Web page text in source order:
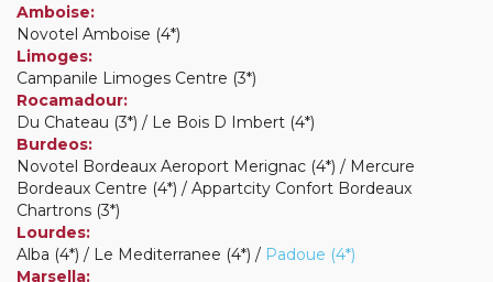
Amboise:
Novotel Amboise (4*)
Limoges:
Campanile Limoges Centre (3*)
Rocamadour:
Du Chateau (3*) / Le Bois D Imbert (4*)
Burdeos:
Novotel Bordeaux Aeroport Merignac (4*) / Mercure
Bordeaux Centre (4*) / Appartcity Confort Bordeaux
Chartrons (3*)
Lourdes:
Alba (4*) / Le Mediterranee (4*) / Padoue (4*)
Marsella: